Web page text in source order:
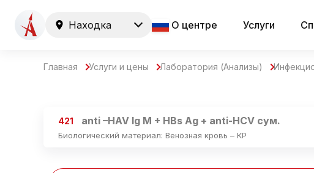
Находка О центре Услуги
Главная Услуги и цены Лаборатория (Анализы)
421 anti –HAV Ig M + HBs Ag + anti-HCV сум.
Биологический материал: Венозная кровь – КР